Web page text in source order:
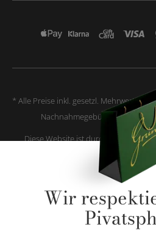
IMPRESSUM
* Alle Preise inkl. gesetzl.
Nachnahmegebühren, wenn
Diese Website ist durch
Datenschutzbestimmungen
und
Wir